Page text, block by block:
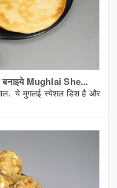
बनाइये Mughlai She...
ये मुगलई स्पेशल डिश है और